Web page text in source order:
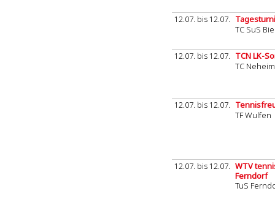
12.07. bis 12.07.
TC SuS
12.07. bis 12.07. TCN LK-
TC
12.07. bis 12.07.
TF Wulfen
12.07. bis 12.07. WTV
Ferndorf
TuS